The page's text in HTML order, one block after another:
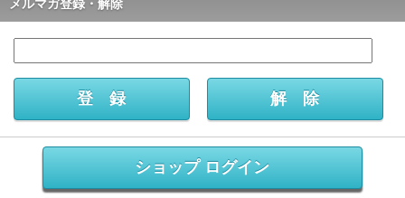
メルマガ登録・解除
ショップ ログイン